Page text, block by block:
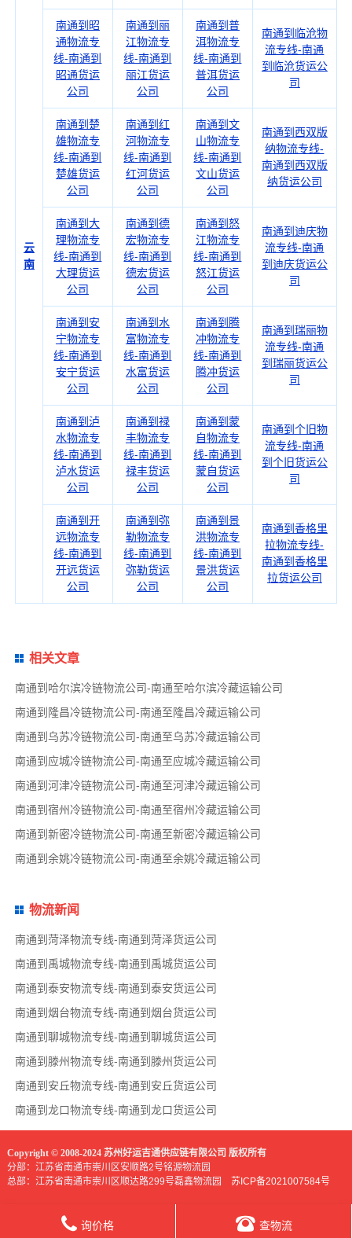
云
南
南通到昭
通物流专
线-南通到
昭通货运
公司
南通到丽
江物流专
线-南通到
丽江货运
公司
南通到普
洱物流专
线-南通到
普洱货运
公司
南通到临沧物
流专线-南通
到临沧货运公
司
南通到楚
雄物流专
线-南通到
楚雄货运
公司
南通到红
河物流专
线-南通到
红河货运
公司
南通到文
山物流专
线-南通到
文山货运
公司
南通到西双版
纳物流专线-
南通到西双版
纳货运公司
南通到大
理物流专
线-南通到
大理货运
公司
南通到德
宏物流专
线-南通到
德宏货运
公司
南通到怒
江物流专
线-南通到
怒江货运
公司
南通到迪庆物
流专线-南通
到迪庆货运公
司
南通到安
宁物流专
线-南通到
安宁货运
公司
南通到水
富物流专
线-南通到
水富货运
公司
南通到腾
冲物流专
线-南通到
腾冲货运
公司
南通到瑞丽物
流专线-南通
到瑞丽货运公
司
南通到泸
水物流专
线-南通到
泸水货运
公司
南通到禄
丰物流专
线-南通到
禄丰货运
公司
南通到蒙
自物流专
线-南通到
蒙自货运
公司
南通到个旧物
流专线-南通
到个旧货运公
司
南通到开
远物流专
线-南通到
开远货运
公司
南通到弥
勒物流专
线-南通到
弥勒货运
公司
南通到景
洪物流专
线-南通到
景洪货运
公司
南通到香格里
拉物流专线-
南通到香格里
拉货运公司
相关文章
南通到哈尔滨冷链物流公司-南通至哈尔滨冷藏运输公司
南通到隆昌冷链物流公司-南通至隆昌冷藏运输公司
南通到乌苏冷链物流公司-南通至乌苏冷藏运输公司
南通到应城冷链物流公司-南通至应城冷藏运输公司
南通到河津冷链物流公司-南通至河津冷藏运输公司
南通到宿州冷链物流公司-南通至宿州冷藏运输公司
南通到新密冷链物流公司-南通至新密冷藏运输公司
南通到余姚冷链物流公司-南通至余姚冷藏运输公司
物流新闻
南通到菏泽物流专线-南通到菏泽货运公司
南通到禹城物流专线-南通到禹城货运公司
南通到泰安物流专线-南通到泰安货运公司
南通到烟台物流专线-南通到烟台货运公司
南通到聊城物流专线-南通到聊城货运公司
南通到滕州物流专线-南通到滕州货运公司
南通到安丘物流专线-南通到安丘货运公司
南通到龙口物流专线-南通到龙口货运公司
Copyright © 2008-2024 苏州好运吉通供应链有限公司 版权所有
分部：江苏省南通市崇川区安顺路2号铭源物流园
总部：江苏省南通市崇川区顺达路299号磊鑫物流园 苏ICP备2021007584号
询价格 查物流